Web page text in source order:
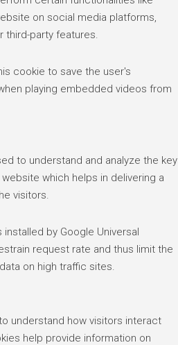
on social media platforms,
third-party features.
cookie to save the user's
playing embedded videos from
to understand and analyze the key
which helps in delivering a
visitors.
installed by Google Universal
request rate and thus limit the
on high traffic sites.
understand how visitors interact
help provide information on